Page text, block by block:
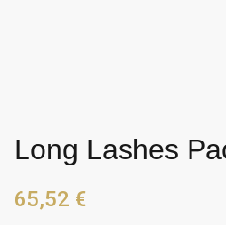
Long Lashes
65,52 €